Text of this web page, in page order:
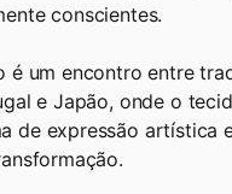
conscientes.
é um encontro entre
e Japão, onde o
de expressão artística